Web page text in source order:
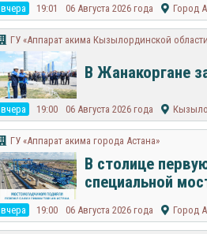
вчера 19:01 06 Августа 2026 года Город
ГУ «Аппарат акима Кызылординской
В Жанакоргане
вчера 19:00 06 Августа 2026 года
ГУ «Аппарат акима города Астана»
В столице
специальной
вчера 19:00 06 Августа 2026 года Город